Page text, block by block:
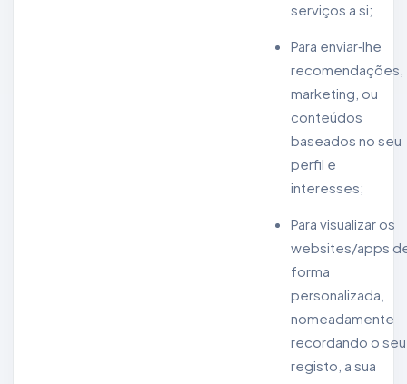
serviços a si;
Para enviar‑lhe
recomendações,
marketing, ou
conteúdos
baseados no seu
perfil e
interesses;
Para visualizar os
websites/apps
forma
personalizada,
nomeadamente
recordando o seu
registo, a sua